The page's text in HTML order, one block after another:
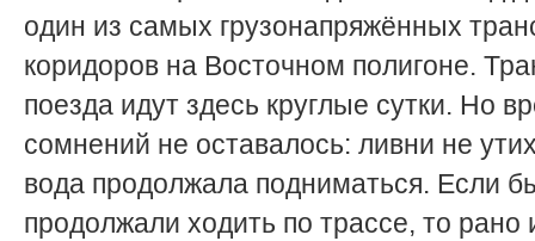
один из самых грузонапряжённых
коридоров на Восточном полигоне.
поезда идут здесь круглые сутки. Но
сомнений не оставалось: ливни не
вода продолжала подниматься. Если
продолжали ходить по трассе, то рано